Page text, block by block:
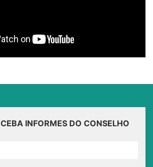
INFORMES DO CONSELHO